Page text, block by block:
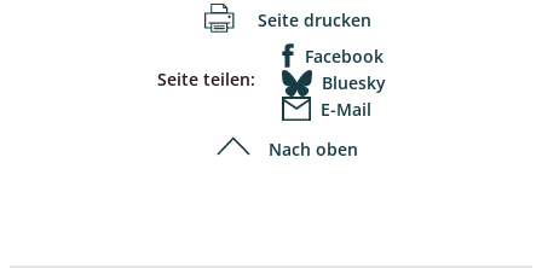
Seite drucken
Seite teilen:
Facebook
Bluesky
E-Mail
Nach oben